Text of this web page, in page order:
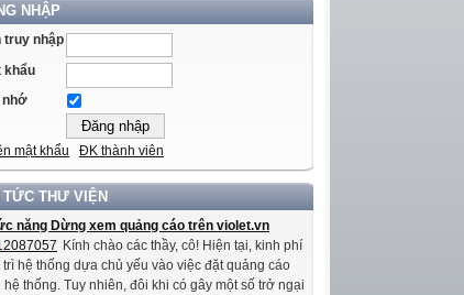
NHẬP
truy nhập
khẩu
nhớ
mật khẩu ĐK thành viên
TỨC THƯ VIỆN
năng Dừng xem quảng cáo trên violet.vn
Kính chào các thầy, cô! Hiện tại, kinh phí
trì hệ thống dựa chủ yếu vào việc đặt quảng cáo
hệ thống. Tuy nhiên, đôi khi có gây một số trở ngại